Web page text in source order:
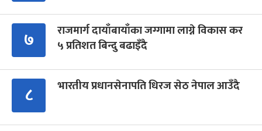
७
राजमार्ग दायाँबायाँका जग्गामा लाग्ने विकास कर
५ प्रतिशत बिन्दु बढाइँदै
८ भारतीय प्रधानसेनापति धिरज सेठ नेपाल आउँदै